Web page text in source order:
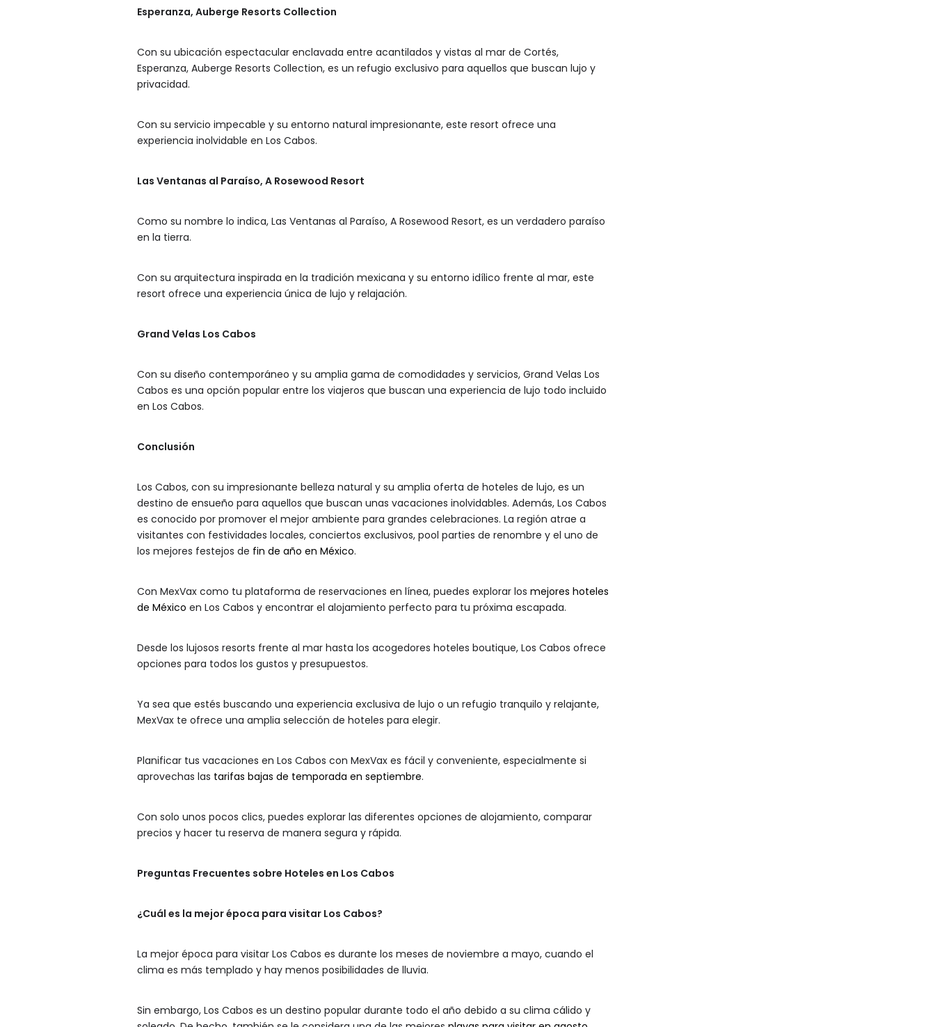
Esperanza, Auberge Resorts Collection
Con su ubicación espectacular enclavada entre acantilados y vistas al mar de Cortés,
Esperanza, Auberge Resorts Collection, es un refugio exclusivo para aquellos que buscan lujo y
privacidad.
Con su servicio impecable y su entorno natural impresionante, este resort ofrece una
experiencia inolvidable en Los Cabos.
Las Ventanas al Paraíso, A Rosewood Resort
Como su nombre lo indica, Las Ventanas al Paraíso, A Rosewood Resort, es un verdadero paraíso
en la tierra.
Con su arquitectura inspirada en la tradición mexicana y su entorno idílico frente al mar, este
resort ofrece una experiencia única de lujo y relajación.
Grand Velas Los Cabos
Con su diseño contemporáneo y su amplia gama de comodidades y servicios, Grand Velas Los
Cabos es una opción popular entre los viajeros que buscan una experiencia de lujo todo incluido
en Los Cabos.
Conclusión
Los Cabos, con su impresionante belleza natural y su amplia oferta de hoteles de lujo, es un
destino de ensueño para aquellos que buscan unas vacaciones inolvidables. Además, Los Cabos
es conocido por promover el mejor ambiente para grandes celebraciones. La región atrae a
visitantes con festividades locales, conciertos exclusivos, pool parties de renombre y el uno de
los mejores festejos de fin de año en México.
Con MexVax como tu plataforma de reservaciones en línea, puedes explorar los mejores hoteles
de México en Los Cabos y encontrar el alojamiento perfecto para tu próxima escapada.
Desde los lujosos resorts frente al mar hasta los acogedores hoteles boutique, Los Cabos ofrece
opciones para todos los gustos y presupuestos.
Ya sea que estés buscando una experiencia exclusiva de lujo o un refugio tranquilo y relajante,
MexVax te ofrece una amplia selección de hoteles para elegir.
Planificar tus vacaciones en Los Cabos con MexVax es fácil y conveniente, especialmente si
aprovechas las tarifas bajas de temporada en septiembre.
Con solo unos pocos clics, puedes explorar las diferentes opciones de alojamiento, comparar
precios y hacer tu reserva de manera segura y rápida.
Preguntas Frecuentes sobre Hoteles en Los Cabos
¿Cuál es la mejor época para visitar Los Cabos?
La mejor época para visitar Los Cabos es durante los meses de noviembre a mayo, cuando el
clima es más templado y hay menos posibilidades de lluvia.
Sin embargo, Los Cabos es un destino popular durante todo el año debido a su clima cálido y